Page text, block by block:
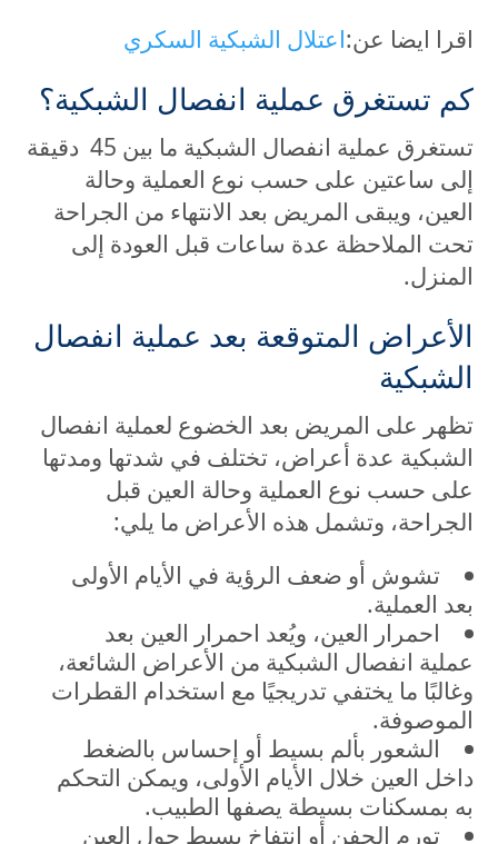
اقرا ايضا عن:اعتلال الشبكية السكري
كم تستغرق عملية انفصال الشبكية؟
تستغرق عملية انفصال الشبكية ما بين 45 دقيقة
إلى ساعتين على حسب نوع العملية وحالة
العين، ويبقى المريض بعد الانتهاء من الجراحة
تحت الملاحظة عدة ساعات قبل العودة إلى
المنزل.
الأعراض المتوقعة بعد عملية انفصال
الشبكية
تظهر على المريض بعد الخضوع لعملية انفصال
الشبكية عدة أعراض، تختلف في شدتها ومدتها
على حسب نوع العملية وحالة العين قبل
الجراحة، وتشمل هذه الأعراض ما يلي:
تشوش أو ضعف الرؤية في الأيام الأولى
بعد العملية.
احمرار العين، ويُعد احمرار العين بعد
عملية انفصال الشبكية من الأعراض الشائعة،
وغالبًا ما يختفي تدريجيًا مع استخدام القطرات
الموصوفة.
الشعور بألم بسيط أو إحساس بالضغط
داخل العين خلال الأيام الأولى، ويمكن التحكم
به بمسكنات بسيطة يصفها الطبيب.
تورم الجفن أو انتفاخ بسيط حول العين